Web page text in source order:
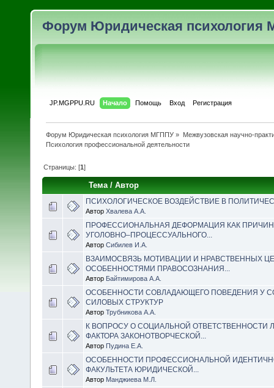
Форум Юридическая психология
JP.MGPPU.RU Начало Помощь Вход Регистрация
Форум Юридическая психология МГППУ » Межвузовская научно-
Психология профессиональной деятельности
Страницы: [1]
Тема/Автор
ПСИХОЛОГИЧЕСКОЕ ВОЗДЕЙСТВИЕ В
Автор Хвалева А.А.
ПРОФЕССИОНАЛЬНАЯ ДЕФОРМАЦИЯ КАК
УГОЛОВНО–ПРОЦЕССУАЛЬНОГО...
Автор Сибилев И.А.
ВЗАИМОСВЯЗЬ МОТИВАЦИИ И НРАВСТВЕННЫХ
ОСОБЕННОСТЯМИ ПРАВОСОЗНАНИЯ...
Автор Байтимирова А.А.
ОСОБЕННОСТИ СОВЛАДАЮЩЕГО ПОВЕДЕНИЯ У
СИЛОВЫХ СТРУКТУР
Автор Трубникова А.А.
К ВОПРОСУ О СОЦИАЛЬНОЙ ОТВЕТСТВЕННОСТИ
ФАКТОРА ЗАКОНОТВОРЧЕСКОЙ...
Автор Пудина Е.А.
ОСОБЕННОСТИ ПРОФЕССИОНАЛЬНОЙ
ФАКУЛЬТЕТА ЮРИДИЧЕСКОЙ...
Автор Манджиева М.Л.